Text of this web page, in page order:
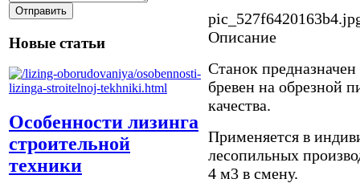
Новые статьи
Особенности лизинга
строительной
техники
Описание
Станок
бревен на обрезной
качества.
Применяется в
лесопильных
4 м3 в смену.